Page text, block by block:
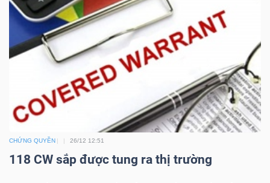
CHỨNG QUYỀN 26/12 12:51
118 CW sắp được tung ra thị trường
Tất cả Người nội bộ Người liên quan
Tin
tức
Bài
tác